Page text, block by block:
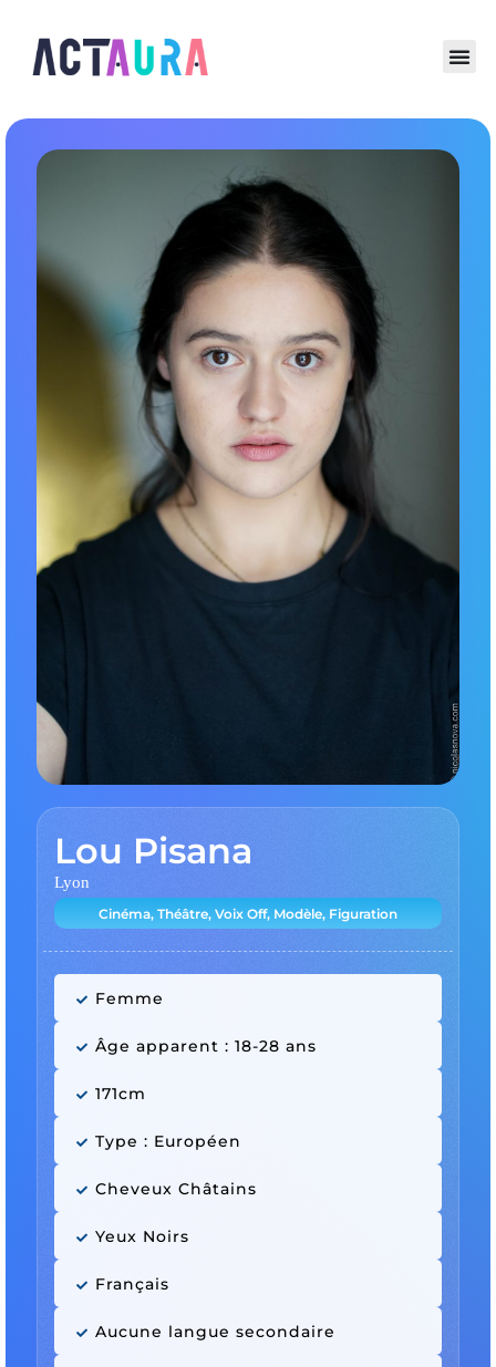
Lou Pisana
Lyon
Cinéma, Théâtre, Voix Off, Modèle, Figuration
Femme
Âge apparent : 18-28 ans
171cm
Type : Européen
Cheveux Châtains
Yeux Noirs
Français
Aucune langue secondaire